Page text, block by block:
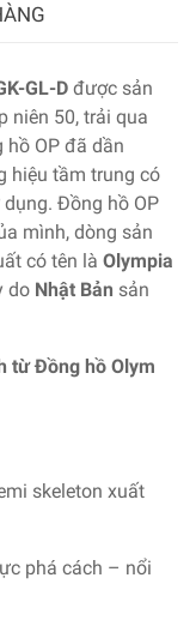
GL-D được sản
niên 50, trải qua
OP đã dần
hiệu tầm trung có
Đồng hồ OP
mình, dòng sản
có tên là Olympia
do Nhật Bản sản
từ Đồng hồ Olym
skeleton xuất
phá cách – nổi